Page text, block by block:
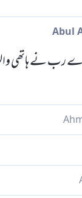
رب نے ہاتھی
تمہارے رب
آپ کے رب نے